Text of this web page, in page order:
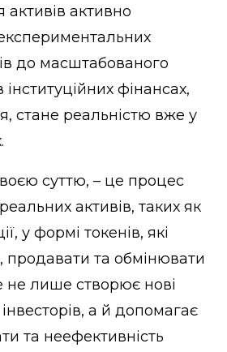
активів активно
до масштабованого
фінансах,
стане реальністю вже у
суттю, – це процес
активів, таких як
у формі токенів, які
продавати та обмінювати
не лише створює нові
а й допомагає
та неефективність